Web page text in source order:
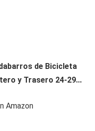
de Bicicleta
y Trasero 24-29...
Amazon